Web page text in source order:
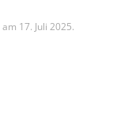
am 17. Juli 2025.